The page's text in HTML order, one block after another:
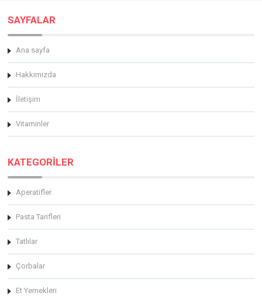
SAYFALAR
Ana sayfa
Hakkimizda
İletişim
Vitaminler
KATEGORİLER
Aperatifler
Pasta Tarifleri
Tatlılar
Çorbalar
Et Yemekleri